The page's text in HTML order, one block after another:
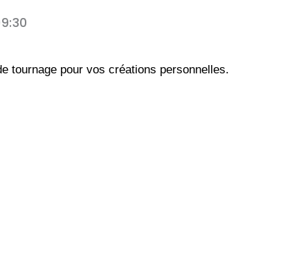
tournage pour vos créations personnelles.